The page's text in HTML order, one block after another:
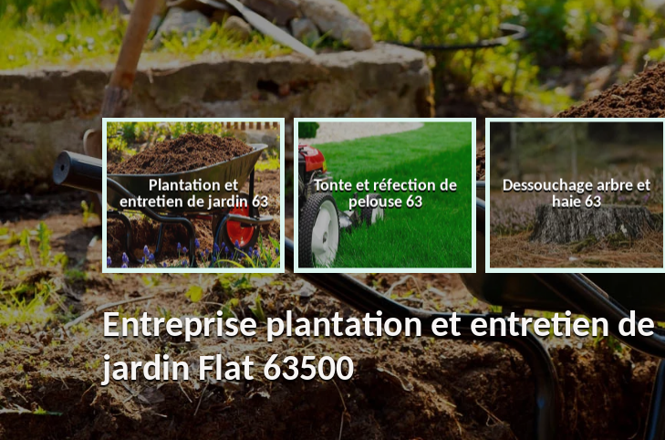
63
Plantation et
entretien de jardin 63
Tonte et réfection de
pelouse 63
Dessouchage arbre et
haie 63
Entreprise plantation et entretien de
jardin Flat 63500